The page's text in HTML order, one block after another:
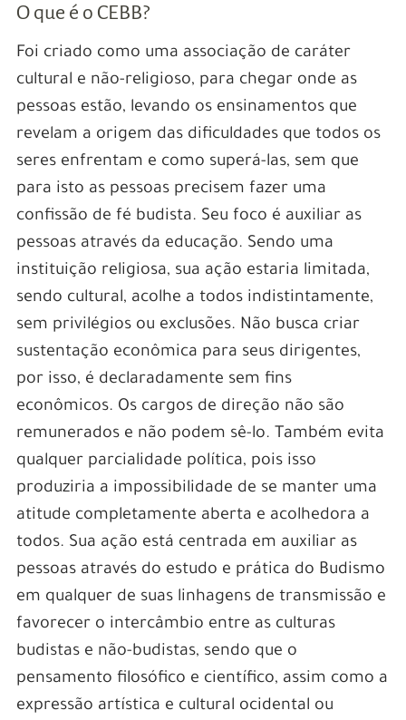
O que é o CEBB?
Foi criado como uma associação de caráter
cultural e não-religioso, para chegar onde as
pessoas estão, levando os ensinamentos que
revelam a origem das dificuldades que todos os
seres enfrentam e como superá-las, sem que
para isto as pessoas precisem fazer uma
confissão de fé budista. Seu foco é auxiliar as
pessoas através da educação. Sendo uma
instituição religiosa, sua ação estaria limitada,
sendo cultural, acolhe a todos indistintamente,
sem privilégios ou exclusões. Não busca criar
sustentação econômica para seus dirigentes,
por isso, é declaradamente sem fins
econômicos. Os cargos de direção não são
remunerados e não podem sê-lo. Também evita
qualquer parcialidade política, pois isso
produziria a impossibilidade de se manter uma
atitude completamente aberta e acolhedora a
todos. Sua ação está centrada em auxiliar as
pessoas através do estudo e prática do Budismo
em qualquer de suas linhagens de transmissão e
favorecer o intercâmbio entre as culturas
budistas e não-budistas, sendo que o
pensamento filosófico e científico, assim como a
expressão artística e cultural ocidental ou